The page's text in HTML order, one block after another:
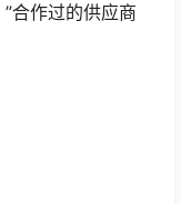
”合作过的供应商